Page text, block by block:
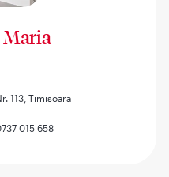
113, Timisoara
015 658